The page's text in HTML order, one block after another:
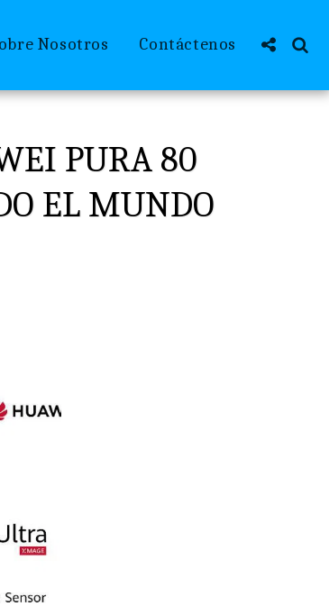
Nosotros Contáctenos
PURA 80
EL MUNDO